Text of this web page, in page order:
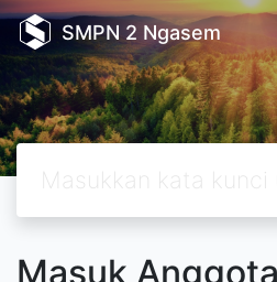
SMPN 2 Ngasem
Masuk Anggota